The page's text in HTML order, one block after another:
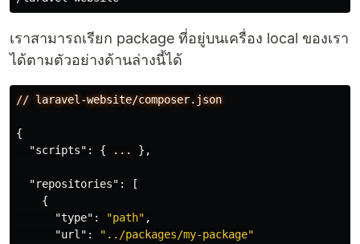
เราสามารถเรียก package ที่อยู่บนเครื่อง local ของเรา
ได้ตามตัวอย่างด้านล่างนี้ได้
// laravel-website/composer.json
{
"scripts" : { ... },
"repositories" :
[
{
"type" : "path" ,
"url" :
"../packages/my-package"